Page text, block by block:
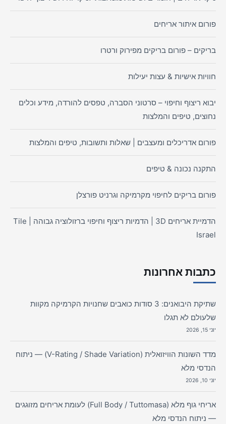
פורום איתור אריחים
בריקים – פורום בריקים מפירוק ורטרו
חוויות אישיות & עצות יעילות
יבוא ריצוף וחיפוי – סרטוני הסברה, טפסים להורדה, מידע וכלים
נחוצים, טיפים והמלצות
פורום אדריכלים ומעצבים | שאלות ותשובות, טיפים והמלצות
התקנה נכונה & טיפים
פורום בריקים לחיפוי מקרמיקה וגרניט פורצלן
הדמיית אריחים 3D | הדמיות ריצוף וחיפוי ברזולוציה גבוהה | Tile
Israel
כתבות אחרונות
שתיקת היבואנים: 3 סודות כואבים שחנויות הקרמיקה מקוות
שלעולם לא תגלו
יוני 15, 2026
מדד השונות הוויזואלית (V-Rating / Shade Variation) — ניתוח
הנדסי מלא
יוני 10, 2026
אריחי גוף מלא (Full Body / Tuttomasa) לעומת אריחים מזוגגים
— ניתוח הנדסי מלא